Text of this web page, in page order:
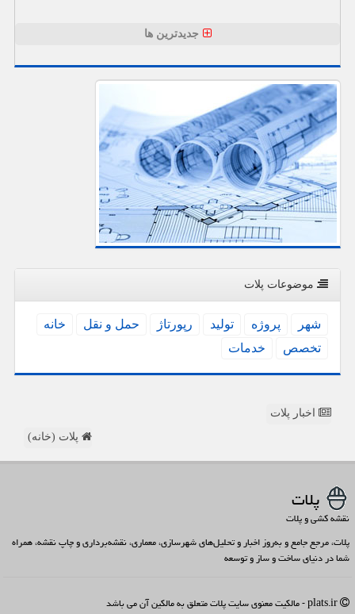
جدیدترین ها
موضوعات پلات
شهر پروژه تولید رپورتاژ حمل و نقل
خانه
تخصص
خدمات
اخبار پلات
پلات (خانه)
پلات
نقشه کشی و پلات
پلات، مرجع جامع و به‌روز اخبار و تحلیل‌های شهرسازی، معماری، نقشه‌برداری و چاپ نقشه، همراه
شما در دنیای ساخت و ساز و توسعه